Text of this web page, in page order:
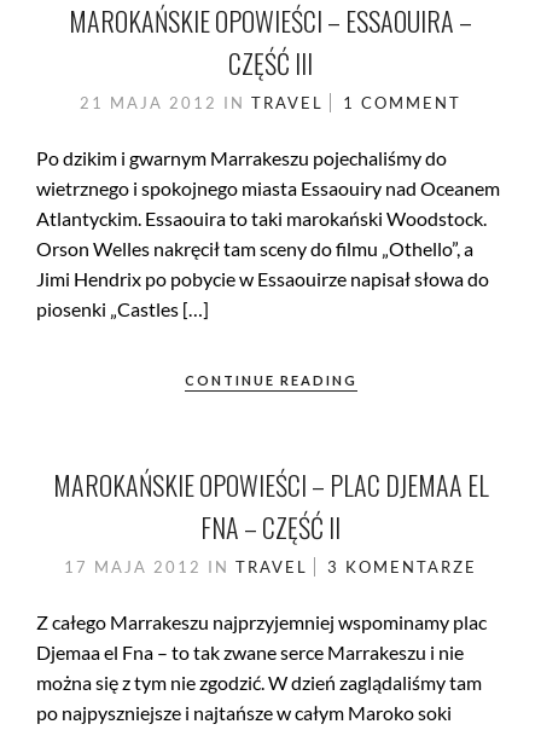
MAROKAŃSKIE OPOWIEŚCI – ESSAOUIRA –
CZĘŚĆ III
21 MAJA 2012 IN TRAVEL 1 COMMENT
Po dzikim i gwarnym Marrakeszu pojechaliśmy do
wietrznego i spokojnego miasta Essaouiry nad Oceanem
Atlantyckim. Essaouira to taki marokański Woodstock.
Orson Welles nakręcił tam sceny do filmu „Othello”, a
Jimi Hendrix po pobycie w Essaouirze napisał słowa do
piosenki „Castles […]
CONTINUE READING
MAROKAŃSKIE OPOWIEŚCI – PLAC DJEMAA EL
FNA – CZĘŚĆ II
17 MAJA 2012 IN TRAVEL 3 KOMENTARZE
Z całego Marrakeszu najprzyjemniej wspominamy plac
Djemaa el Fna – to tak zwane serce Marrakeszu i nie
można się z tym nie zgodzić. W dzień zaglądaliśmy tam
po najpyszniejsze i najtańsze w całym Maroko soki